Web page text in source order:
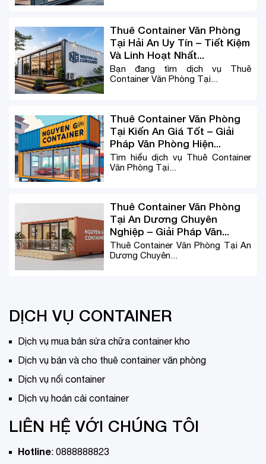
Thuê Container Văn Phòng
Tại Hải An Uy Tín – Tiết Kiệm
Và Linh Hoạt Nhất...
Bạn đang tìm dịch vụ Thuê
Container Văn Phòng Tại...
Thuê Container Văn Phòng
Tại Kiến An Giá Tốt – Giải
Pháp Văn Phòng Hiện...
Tìm hiểu dịch vụ Thuê Container
Văn Phòng Tại...
Thuê Container Văn Phòng
Tại An Dương Chuyên
Nghiệp – Giải Pháp Văn...
Thuê Container Văn Phòng Tại An
Dương Chuyên...
DỊCH VỤ CONTAINER
Dịch vụ mua bán sửa chữa container kho
Dịch vụ bán và cho thuê container văn phòng
Dịch vụ nối container
Dịch vụ hoán cải container
LIÊN HỆ VỚI CHÚNG TÔI
Hotline: 0888888823